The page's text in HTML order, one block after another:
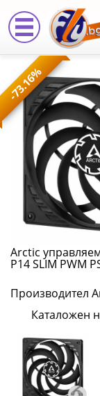
Fan
-
P14
PST
-
150-
-73.16%
Arctic
P14 SLIM PWM
Производител
Каталожен